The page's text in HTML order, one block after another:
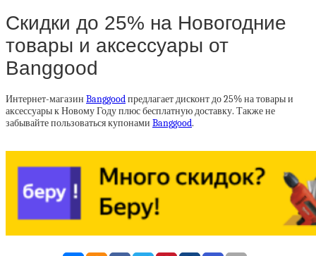
Скидки до 25% на Новогодние
товары и аксессуары от
Banggood
Интернет-магазин Banggoodпредлагает дисконт до 25% на товары и
аксессуары к Новому Году плюс бесплатную доставку. Также не
забывайте пользоваться купонами Banggood.